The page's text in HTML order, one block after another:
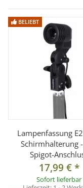
BELIEBT
Lampenfassung
Schirmhalterung
Spigot-
17,99 €*
Sofort lieferbar